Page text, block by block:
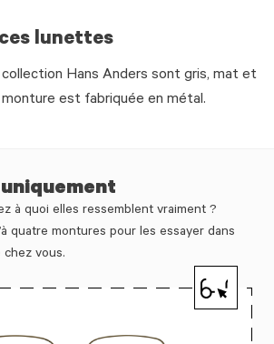
lunettes
Hans Anders sont gris, mat et
est fabriquée en métal.
uniquement
à quoi elles ressemblent vraiment ?
quatre montures pour les essayer dans
chez vous.